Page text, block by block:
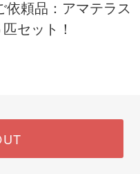
依頼品：アマテラス
セット！